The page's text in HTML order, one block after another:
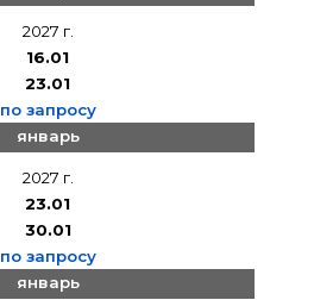
2027 г.
16.01
23.01
по запросу
январь
2027 г.
23.01
30.01
по запросу
январь